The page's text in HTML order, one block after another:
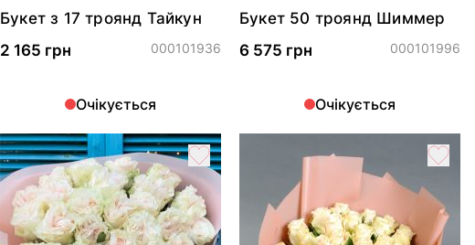
Букет з 17 троянд Тайкун
2 165 грн
000101936
Очікується
Букет 50 троянд Шиммер
6 575 грн
000101996
Очікується